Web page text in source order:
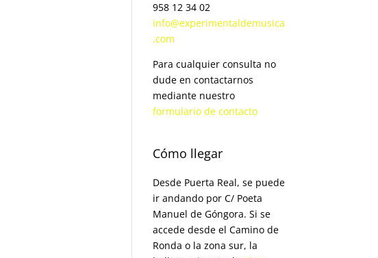
958 12 34 02
info@experimentaldemusica
.com
Para cualquier consulta no
dude en contactarnos
mediante nuestro
formulario de contacto
Cómo llegar
Desde Puerta Real, se puede
ir andando por C/ Poeta
Manuel de Góngora. Si se
accede desde el Camino de
Ronda o la zona sur, la